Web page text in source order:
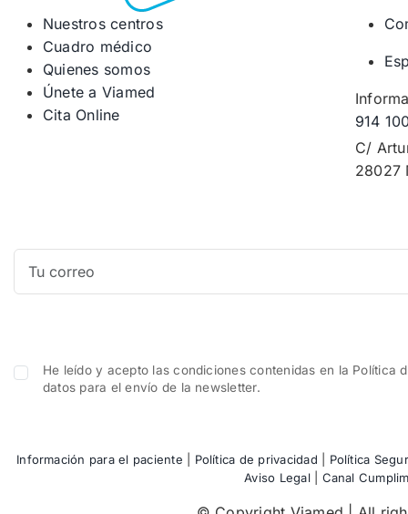
Nuestros centros
Cuadro médico
Quienes somos
Únete a Viamed
Cita Online
914
C/
28027
He leído y acepto las condiciones contenidas en la Política
datos para el envío de la newsletter.
Información para el paciente Política de privacidad
Política
Aviso Legal| Canal